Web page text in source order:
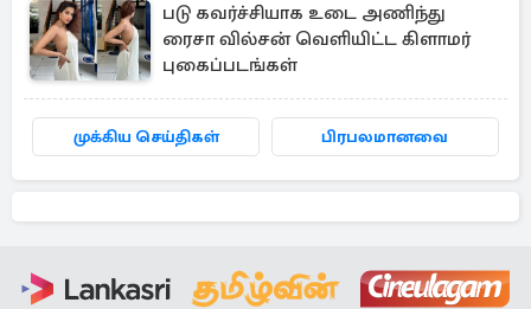
படு கவர்ச்சியாக உடை அணிந்து
ரைசா வில்சன் வெளியிட்ட கிளாமர்
புகைப்படங்கள்
முக்கிய செய்திகள் பிரபலமானவை